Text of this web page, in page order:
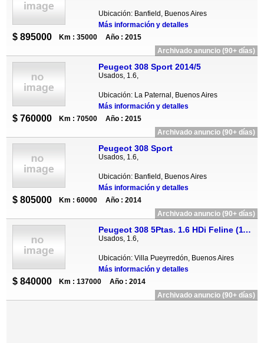
Ubicación: Banfield, Buenos Aires
Más información y detalles
$ 895000 Km : 35000
Año : 2015
Archivado anuncio (90+ días)
Peugeot 308 Sport 2014/5
Usados, 1.6,
Ubicación: La Paternal, Buenos Aires
Más información y detalles
$ 760000 Km : 70500
Año : 2015
Archivado anuncio (90+ días)
Peugeot 308 Sport
Usados, 1.6,
Ubicación: Banfield, Buenos Aires
Más información y detalles
$ 805000 Km : 60000
Año : 2014
Archivado anuncio (90+ días)
Peugeot 308 5Ptas. 1.6 HDi Feline (115cv)
Usados, 1.6,
Ubicación: Villa Pueyrredón, Buenos Aires
Más información y detalles
$ 840000 Km : 137000
Año : 2014
Archivado anuncio (90+ días)